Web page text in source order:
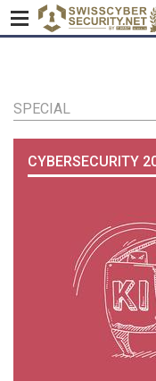
Inhalt
SPECIAL
CYBERSECURITY